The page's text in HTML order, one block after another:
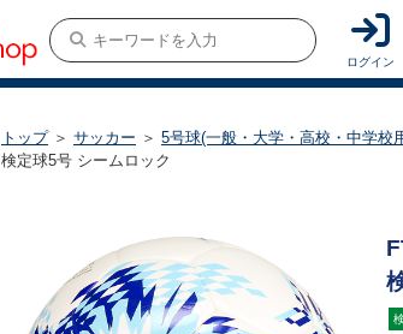
ログイン
トップ ＞ サッカー ＞ 5号球(一般・大学・高校・中学校
検定球5号 シームロック